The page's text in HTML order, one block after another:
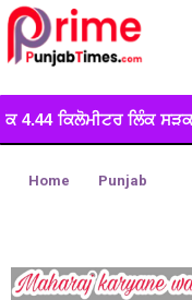
ਲੋਕਾਂ ਨੂੰ ਸਮਰਪਿਤ
Home Punjab